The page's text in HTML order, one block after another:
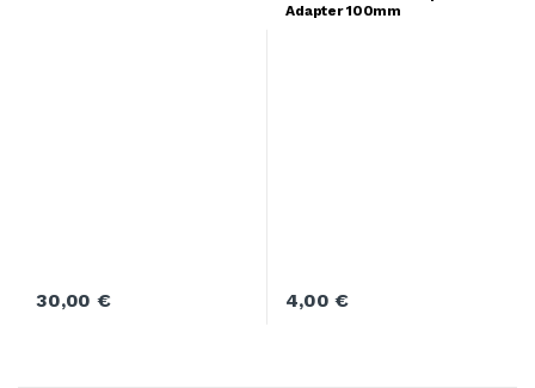
30,00€
Adapter 100mm
4,00€